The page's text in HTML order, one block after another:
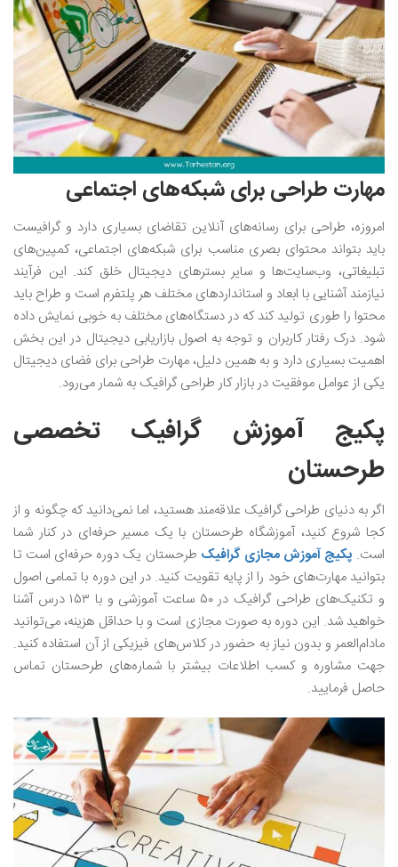
مهارت طراحی برای شبکه‌های اجتماعی
امروزه، طراحی برای رسانه‌های آنلاین تقاضای بسیاری دارد و گرافیست
باید بتواند محتوای بصری مناسب برای شبکه‌های اجتماعی، کمپین‌های
تبلیغاتی، وب‌سایت‌ها و سایر بسترهای دیجیتال خلق کند. این فرآیند
نیازمند آشنایی با ابعاد و استانداردهای مختلف هر پلتفرم است و طراح باید
محتوا را طوری تولید کند که در دستگاه‌های مختلف به خوبی نمایش داده
شود. درک رفتار کاربران و توجه به اصول بازاریابی دیجیتال در این بخش
اهمیت بسیاری دارد و به همین دلیل، مهارت طراحی برای فضای دیجیتال
یکی از عوامل موفقیت در بازار کار طراحی گرافیک به شمار می‌رود‌.
پکیج آموزش گرافیک تخصصی
طرحستان
اگر به دنیای طراحی گرافیک علاقه‌مند هستید، اما نمی‌دانید که چگونه و از
کجا شروع کنید، آموزشگاه طرحستان با یک مسیر حرفه‌ای در کنار شما
است. پکیج آموزش مجازی گرافیک طرحستان یک دوره حرفه‌ای است تا
بتوانید مهارت‌های خود را از پایه تقویت کنید. در این دوره با تمامی اصول
و تکنیک‌های طراحی گرافیک در ۵۰ ساعت آموزشی و با ۱۵۳ درس آشنا
خواهید شد. این دوره به صورت مجازی است و با حداقل هزینه، می‌توانید
مادام‌العمر و بدون نیاز به حضور در کلاس‌های فیزیکی از آن استفاده کنید.
جهت مشاوره و کسب اطلاعات بیشتر با شماره‌های طرحستان تماس
حاصل فرمایید.